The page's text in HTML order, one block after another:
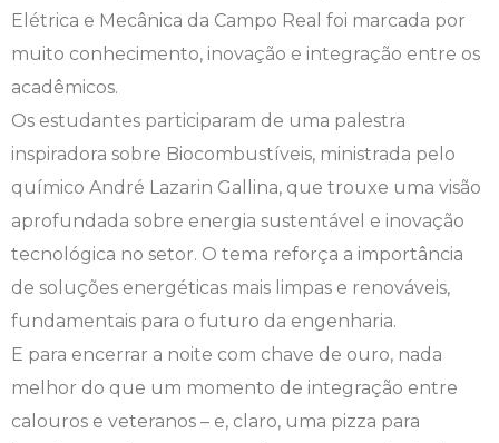
Elétrica e Mecânica da Campo Real foi marcada por
muito conhecimento, inovação e integração entre os
acadêmicos.
Os estudantes participaram de uma palestra
inspiradora sobre Biocombustíveis, ministrada pelo
químico André Lazarin Gallina, que trouxe uma visão
aprofundada sobre energia sustentável e inovação
tecnológica no setor. O tema reforça a importância
de soluções energéticas mais limpas e renováveis,
fundamentais para o futuro da engenharia.
E para encerrar a noite com chave de ouro, nada
melhor do que um momento de integração entre
calouros e veteranos – e, claro, uma pizza para
Enfermagem
Engenharia Agronômica
Engenharia Civil
Engenharia de Software
Engenharia Elétrica
Engenharia Mecânica
Farmácia
Calendário de Provas
Carteirinha de Estudante
Central de Estágios - TCC
Ensalamento
Folha de Anotações da Avaliação APS
Horário de Aulas
Manual do Acadêmico
Comitê de Ética em Pesquisa
Diploma Digital
Educação em Direitos Humanos
Editais
Extensão
Infocampo
Intercampo